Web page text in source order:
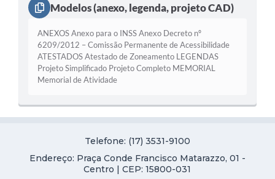
Modelos (anexo, legenda, projeto CAD)
ANEXOS Anexo para o INSS Anexo Decreto nº
6209/2012 – Comissão Permanente de Acessibilidade
ATESTADOS Atestado de Zoneamento LEGENDAS
Projeto Simplificado Projeto Completo MEMORIAL
Memorial de Atividade
Telefone: (17) 3531-9100
Endereço: Praça Conde Francisco Matarazzo, 01 -
Centro | CEP: 15800-031